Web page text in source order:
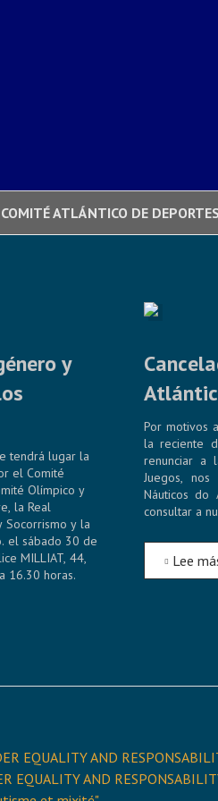
COMITÉ ATLÁNTICO DE
y
tendrá lugar la
el Comité
Olímpico y
la Real
Socorrismo y la
el sábado 30 de
MILLIAT, 44,
16.30 horas.
Por motivos
la reciente
renunciar a
Juegos,
Náuticos do
consultar a
Lee
EQUALITY AND
EQUALITY AND